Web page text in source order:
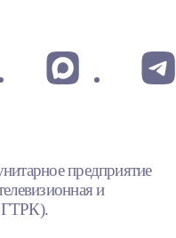
предприятие
и